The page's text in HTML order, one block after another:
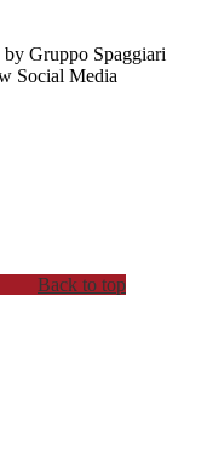
Gruppo Spaggiari
Social Media
Back to top